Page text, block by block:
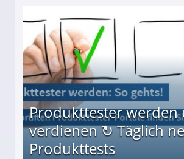
Produkttester werden
verdienen ↻ Täglich
Produkttests